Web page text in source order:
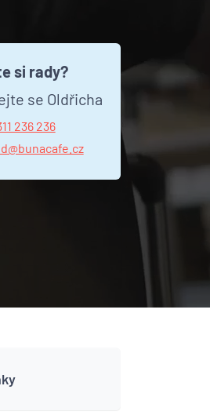
si rady?
se Oldřicha
236 236